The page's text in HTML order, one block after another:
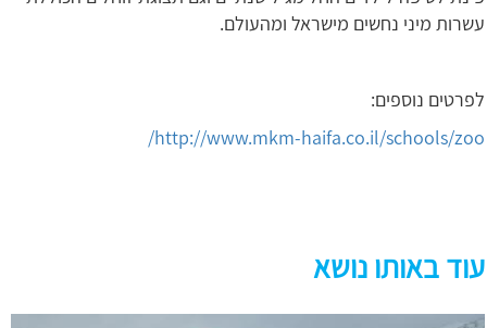
עשרות מיני נחשים מישראל ומהעולם.
לפרטים נוספים:
http://www.mkm-haifa.co.il/schools/zoo/
עוד באותו נושא